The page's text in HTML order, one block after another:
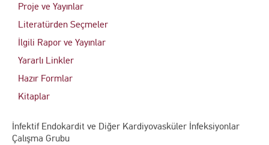
Proje ve Yayınlar
Literatürden Seçmeler
İlgili Rapor ve Yayınlar
Yararlı Linkler
Hazır Formlar
Kitaplar
İnfektif Endokardit ve Diğer Kardiyovasküler İnfeksiyonlar
Çalışma Grubu